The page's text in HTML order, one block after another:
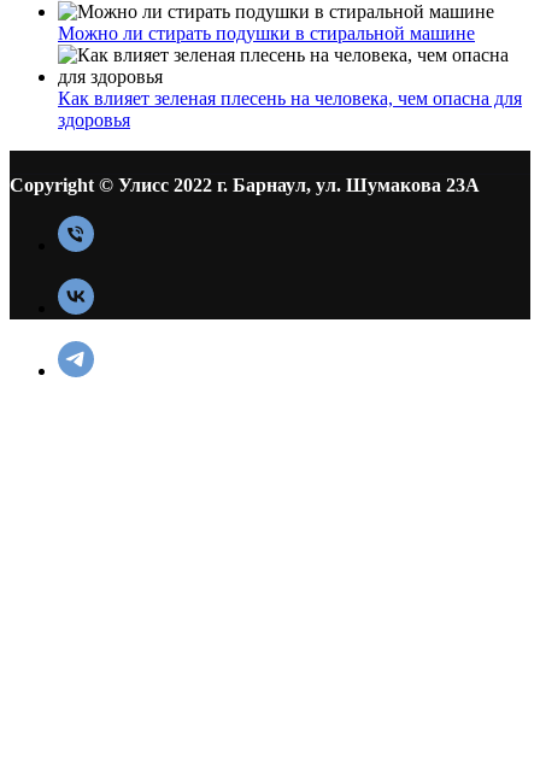
Можно ли стирать подушки в стиральной машине
Как влияет зеленая плесень на человека, чем опасна для
здоровья
Copyright © Улисс 2022 г. Барнаул, ул. Шумакова 23А